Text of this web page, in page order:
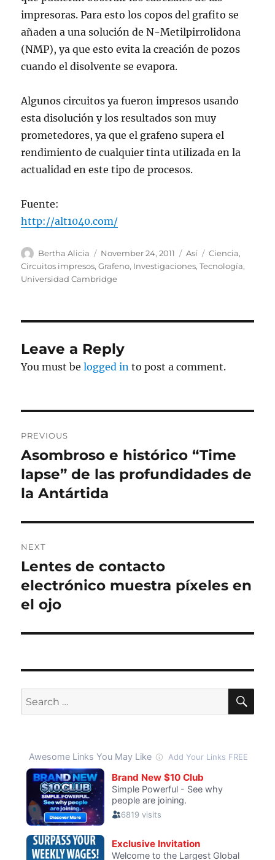
impresoras. Para esto los copos del grafito se
añaden a una solución de N-Metilpirrolidona
(NMP), ya que esto evita la creación de pozos
cuando el disolvente se evapora.
Algunos circuitos ya fueron impresos usando
esta disolución y los resultados son muy
prometedores, ya que el grafeno supera el
rendimiento de cualquier tinta utilizada en la
actualidad en este tipo de procesos.
Fuente:
http://alt1040.com/
Author
Bertha Alicia
Posted
on
November 24, 2011 Categories
Así Tags
Ciencia,
Circuitos impresos,Grafeno, Investigaciones,Tecnología,
Universidad Cambridge
Leave a Reply
You must belogged in to post a comment.
navigation
PREVIOUS
Previous
post:
Asombroso e histórico “Time
lapse” de las profundidades de
la Antártida
NEXT
Next
post:
Lentes de contacto
electrónico muestra píxeles en
el ojo
Search
for: